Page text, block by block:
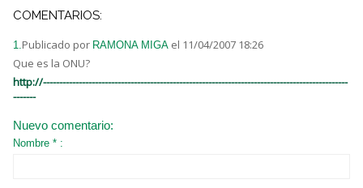
COMENTARIOS:
1.Publicado por RAMONA MIGA el 11/04/2007 18:26
Que es la ONU?
http://----------------------------------------------------------------------------------------------
-------
Nuevo comentario:
Nombre * :